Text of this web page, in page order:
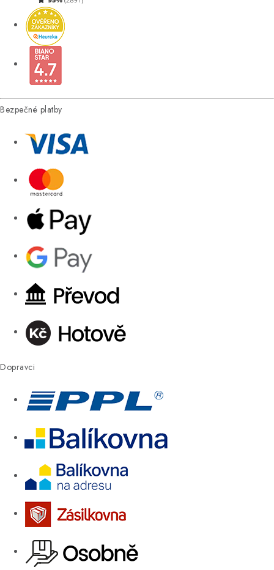
Bezpečné platby
Dopravci